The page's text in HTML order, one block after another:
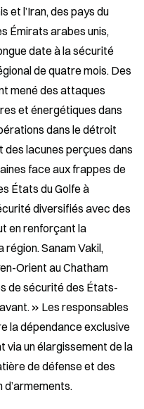
et l’Iran, des pays du
Émirats arabes unis,
date à la sécurité
de quatre mois. Des
mené des attaques
et énergétiques dans
dans le détroit
des lacunes perçues dans
face aux frappes de
États du Golfe à
diversifiés avec des
en renforçant la
région. Sanam Vakil,
Orient au Chatham
de sécurité des États-
» Les responsables
la dépendance exclusive
via un élargissement de la
de défense et des
d’armements.